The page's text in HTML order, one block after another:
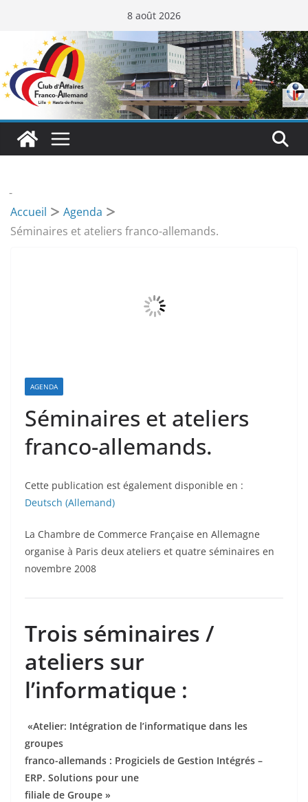
contenu
8 août 2026
-
Accueil
Agenda
Séminaires et ateliers franco-allemands.
AGENDA
Séminaires et ateliers
franco-allemands.
Cette publication est également disponible en :
Deutsch (Allemand)
La Chambre de Commerce Française en Allemagne
organise à Paris deux ateliers et quatre séminaires en
novembre 2008
Trois séminaires /
ateliers sur
l’informatique :
«Atelier: Intégration de l’informatique dans les
groupes
franco-allemands : Progiciels de Gestion Intégrés –
ERP. Solutions pour une
filiale de Groupe »